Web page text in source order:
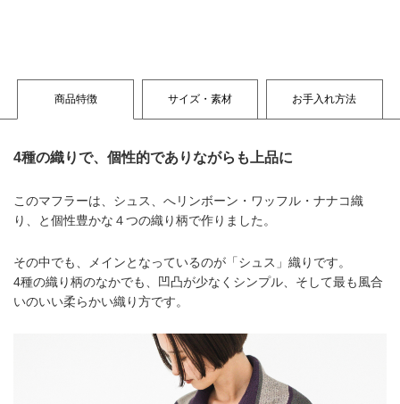
商品特徴 サイズ・素材 お手入れ方法
4種の織りで、個性的でありながらも上品に
このマフラーは、シュス、へリンボーン・ワッフル・ナナコ織
り、と個性豊かな４つの織り柄で作りました。
その中でも、メインとなっているのが「シュス」織りです。
4種の織り柄のなかでも、凹凸が少なくシンプル、そして最も風合
いのいい柔らかい織り方です。